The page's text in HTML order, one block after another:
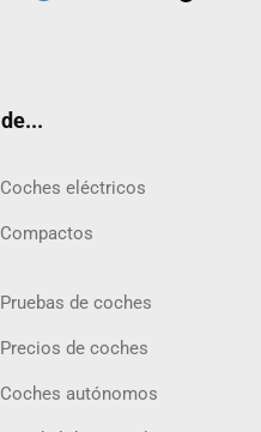
Coches eléctricos
Compactos
Pruebas de coches
Precios de coches
Coches autónomos